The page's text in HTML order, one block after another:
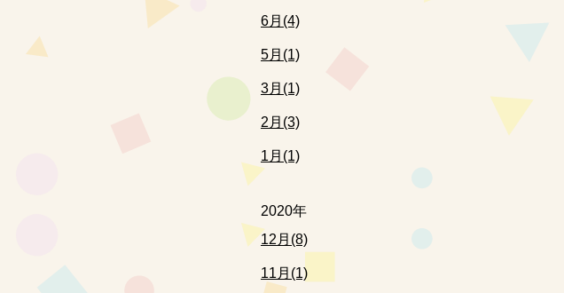
6月(4)
5月(1)
3月(1)
2月(3)
1月(1)
2020年
12月(8)
11月(1)